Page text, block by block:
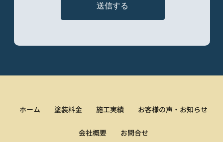
送信する
ホーム 塗装料金 施工実績 お客様の声・お知らせ
会社概要 お問合せ